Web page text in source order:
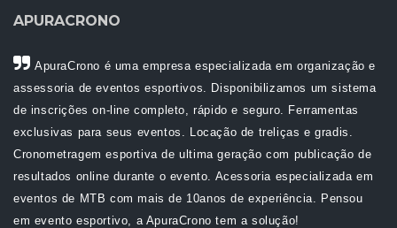
APURACRONO
ApuraCrono é uma empresa especializada em organização e
assessoria de eventos esportivos. Disponibilizamos um sistema
de inscrições on-line completo, rápido e seguro. Ferramentas
exclusivas para seus eventos. Locação de treliças e gradis.
Cronometragem esportiva de ultima geração com publicação de
resultados online durante o evento. Acessoria especializada em
eventos de MTB com mais de 10anos de experiência. Pensou
em evento esportivo, a ApuraCrono tem a solução!